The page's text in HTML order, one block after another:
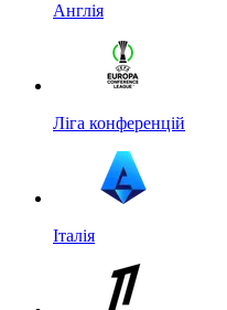
Англія
Ліга конференцій
Італія